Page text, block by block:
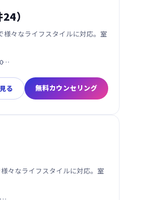
）
々なライフスタイルに対応。室
る 無料カウンセリング
々なライフスタイルに対応。室